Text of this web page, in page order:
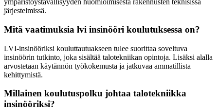
ympäristöystävällisyyden huomioimisesta rakennusten teknisissä
järjestelmissä.
Mitä vaatimuksia lvi insinööri koulutuksessa on?
LVI-insinööriksi kouluttautuakseen tulee suorittaa soveltuva
insinöörin tutkinto, joka sisältää talotekniikan opintoja. Lisäksi alalla
arvostetaan käytännön työkokemusta ja jatkuvaa ammatillista
kehittymistä.
Millainen koulutuspolku johtaa talotekniikka
insinööriksi?